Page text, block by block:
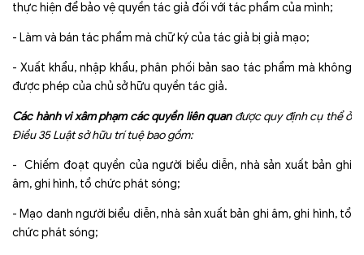
thực hiện để bảo vệ quyền tác giả đối với tác phẩm của mình;
- Làm và bán tác phẩm mà chữ ký của tác giả bị giả mạo;
- Xuất khẩu, nhập khẩu, phân phối bản sao tác phẩm mà không
được phép của chủ sở hữu quyền tác giả.
Các hành vi xâm phạm các quyền liên quan được quy định cụ thể ở
Điều 35 Luật sở hữu trí tuệ bao gồm:
- Chiếm đoạt quyền của người biểu diễn, nhà sản xuất bản ghi
âm, ghi hình, tổ chức phát sóng;
- Mạo danh người biểu diễn, nhà sản xuất bản ghi âm, ghi hình, tổ
chức phát sóng;